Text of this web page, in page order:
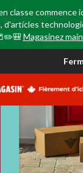
classe commence
d'articles
Magasinez
votre
est
AB,
Fermé,
à
06:00